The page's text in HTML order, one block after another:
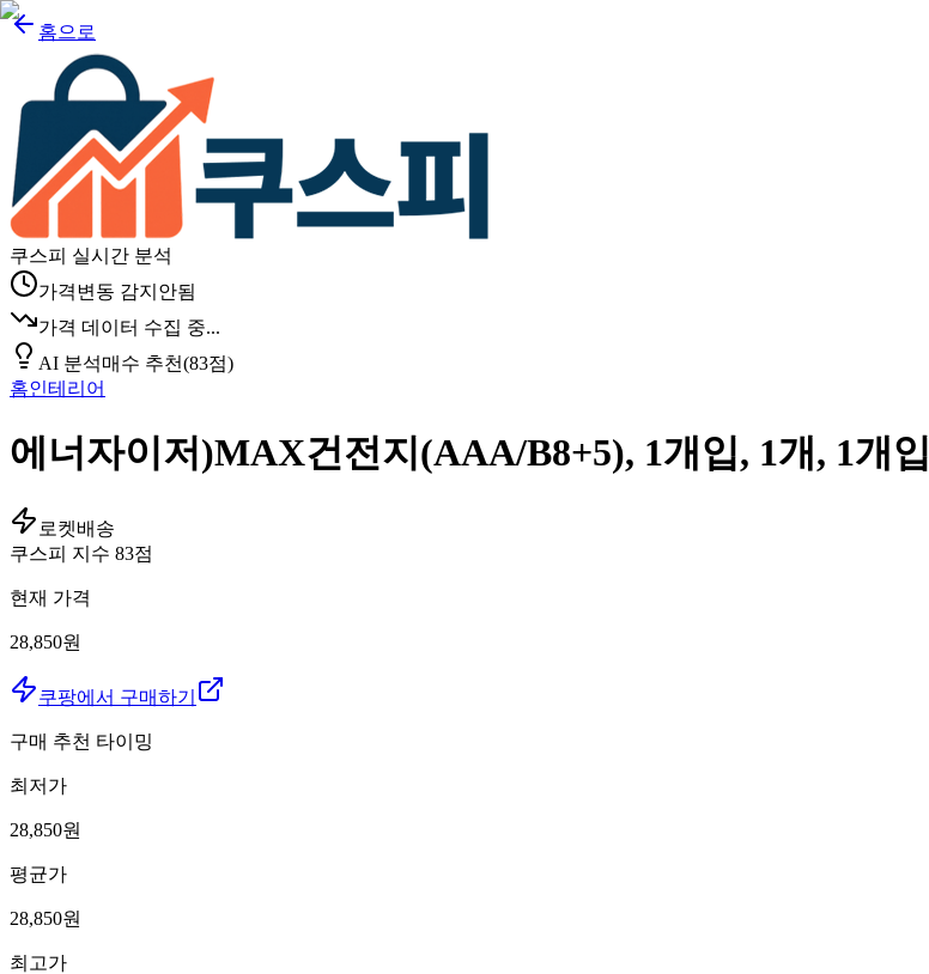
홈으로
쿠스피 실시간 분석
가격변동 감지안됨
가격 데이터 수집 중...
AI 분석매수 추천(83점)
홈인테리어
에너자이저)MAX건전지(AAA/B8+5), 1개입, 1개, 1개입
로켓배송
쿠스피 지수 83점
현재 가격
28,850원
쿠팡에서 구매하기
구매 추천 타이밍
최저가
28,850원
평균가
28,850원
최고가